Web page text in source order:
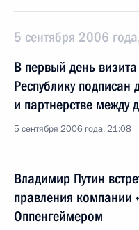
5 сентября 2006
В первый день
Республику подписан
и партнерстве между
5 сентября 2006 года, 21:08
Владимир Путин
правления компании
Оппенгеймером